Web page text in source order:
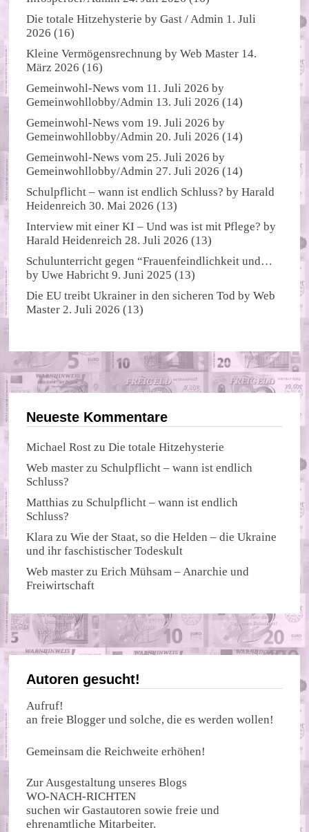
Die totale Hitzehysterie byGast / Admin 1. Juli
2026 (16)
Kleine Vermögensrechnung byWeb Master 14.
März 2026 (16)
Gemeinwohl-News vom 11. Juli 2026 by
Gemeinwohllobby/Admin 13. Juli 2026 (14)
Gemeinwohl-News vom 19. Juli 2026 by
Gemeinwohllobby/Admin 20. Juli 2026 (14)
Gemeinwohl-News vom 25. Juli 2026 by
Gemeinwohllobby/Admin 27. Juli 2026 (14)
Schulpflicht – wann ist endlich Schluss? byHarald
Heidenreich 30. Mai 2026 (13)
Interview mit einer KI – Und was ist mit Pflege? by
Harald Heidenreich 28. Juli 2026 (13)
Schulunterricht gegen “Frauenfeindlichkeit und…
byUwe Habricht 9. Juni 2025 (13)
Die EU treibt Ukrainer in den sicheren Tod byWeb
Master 2. Juli 2026 (13)
Neueste Kommentare
Michael Rost zuDie totale Hitzehysterie
Web master zu Schulpflicht – wann ist endlich
Schluss?
Matthias zu Schulpflicht – wann ist endlich
Schluss?
Klara zuWie der Staat, so die Helden – die Ukraine
und ihr faschistischer Todeskult
Web master zuErich Mühsam – Anarchie und
Freiwirtschaft
Autoren gesucht!
Aufruf!
an freie Blogger und solche, die es werden wollen!
Gemeinsam die Reichweite erhöhen!
Zur Ausgestaltung unseres Blogs
WO-NACH-RICHTEN
suchen wir Gastautoren sowie freie und
ehrenamtliche Mitarbeiter.